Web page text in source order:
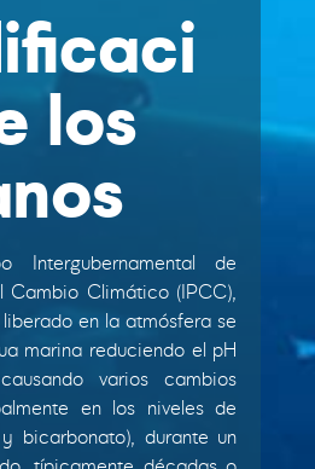
los
Intergubernamental de
Cambio Climático (IPCC),
en la atmósfera se
marina reduciendo el pH
varios cambios
en los niveles de
bicarbonato), durante un